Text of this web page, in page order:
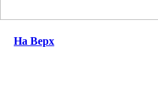
На Верх